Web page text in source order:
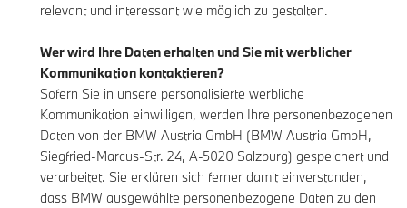
relevant und interessant wie möglich zu gestalten.
Wer wird Ihre Daten erhalten und Sie mit werblicher
Kommunikation kontaktieren?
Sofern Sie in unsere personalisierte werbliche
Kommunikation einwilligen, werden Ihre personenbezogenen
Daten von der BMW Austria GmbH (BMW Austria GmbH,
Siegfried-Marcus-Str. 24, A-5020 Salzburg) gespeichert und
verarbeitet. Sie erklären sich ferner damit einverstanden,
dass BMW ausgewählte personenbezogene Daten zu den